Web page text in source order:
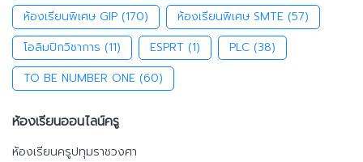
ห้องเรียนพิเศษ GIP (170) ห้องเรียนพิเศษ SMTE (57)
โอลิมปิกวิชาการ (11) ESPRT (1) PLC (38)
TO BE NUMBER ONE (60)
ห้องเรียนออนไลน์ครู
ห้องเรียนครูปทุมราชวงศา